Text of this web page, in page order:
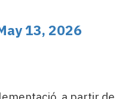
13, 2026